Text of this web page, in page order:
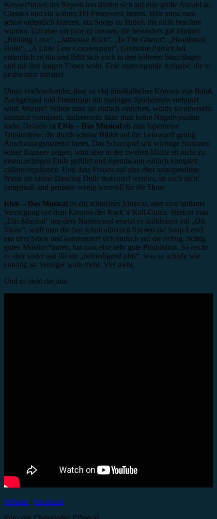
Kenner*innen des Repertoires dürfen sich auf eine große Anzahl an
Classics und ein wahres Hit-Feuerwerk freuen. Hier muss man
schon ordentlich kramen, um Songs zu finden, die nicht beachtet
wurden. Um aber ein paar zu nennen, die besonders gut zünden:
„Burning Love“, „Jailhouse Rock“, „In The Ghetto“, „Heartbreak
Hotel“, „A Little Less Conversation“. Grahame Patrick hat
ordentlich zu tun und fühlt sich auch in den höheren Stimmlagen
und mit den langen Tönen wohl. Eine anstrengende Aufgabe, die er
problemlos meistert.
Umso erschreckender, dass so viel musikalisches Können von Band,
Background und Frontmann mit trashigen Spielszenen verhunzt
wird. Warum? Würde man sie einfach streichen, würde sie einerseits
niemand vermissen, andererseits hätte man keine Negativpunkte
mehr. Defacto ist Elvis – Das Musical eh eine lupenreine
Tributeshow, die durch schöne Bilder auf der Leinwand genug
Anschauungsmaterial bietet. Das Schauspiel soll wichtige Stationen
seiner Karriere zeigen, wird aber in der zweiten Hälfte eh nicht zu
einem richtigen Ende geführt und irgendwann einfach komplett
außenvorgelassen. Und dass Frauen auf eine eher unangenehme
Weise als kleine Dancing Dolls inszeniert werden, ist auch nicht
zeitgemäß und genauso wenig wertvoll für die Show.
Elvis – Das Musical ist ein schlechtes Musical, aber eine brillante
Verneigung vor dem Können des Rock’n’Roll-Gurus. Streicht man
„Das Musical“ aus dem Namen und ersetzt es stattdessen mit „Die
Show“, wirft man die fast schon albernen Szenen auf Soap-Level
aus dem Stück und konzentriert sich einfach auf die richtig, richtig
guten Musiker*innen, hat man eine sehr gute Produktion. So reicht
es aber leider nur für ein „befriedigend plus“, was so schade wie
unnötig ist. Weniger wäre mehr. Viel mehr.
Und so sieht das aus:
Website / Facebook